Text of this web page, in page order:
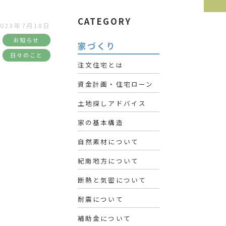
年7月18日
お知らせ
日々のこと
CATEGORY
家づくり
注文住宅とは
資金計画・住宅ローン
土地探しアドバイス
家の基本構造
自然素材について
紀南地方について
断熱と気密について
耐震について
補助金について